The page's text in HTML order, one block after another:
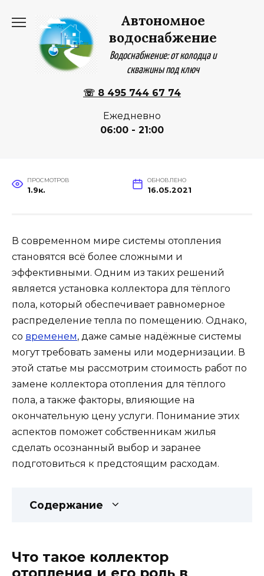
содержанию
Автономное
водоснабжение
Водоснабжение: от колодца и
скважины под ключ
☏ 8 495 744 67 74
Ежедневно
06:00 - 21:00
ПРОСМОТРОВ
1.9к.
ОБНОВЛЕНО
16.05.2021
В современном мире системы отопления
становятся всё более сложными и
эффективными. Одним из таких решений
является установка коллектора для тёплого
пола, который обеспечивает равномерное
распределение тепла по помещению. Однако,
со временем, даже самые надёжные системы
могут требовать замены или модернизации. В
этой статье мы рассмотрим стоимость работ по
замене коллектора отопления для тёплого
пола, а также факторы, влияющие на
окончательную цену услуги. Понимание этих
аспектов поможет собственникам жилья
сделать осознанный выбор и заранее
подготовиться к предстоящим расходам.
Содержание
Что такое коллектор